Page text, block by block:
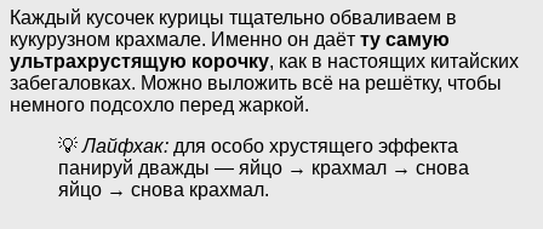
Каждый кусочек курицы тщательно обваливаем в
кукурузном крахмале. Именно он даёт ту самую
ультрахрустящую корочку, как в настоящих китайских
забегаловках. Можно выложить всё на решётку, чтобы
немного подсохло перед жаркой.
💡Лайфхак: для особо хрустящего эффекта
панируй дважды — яйцо → крахмал → снова
яйцо → снова крахмал.